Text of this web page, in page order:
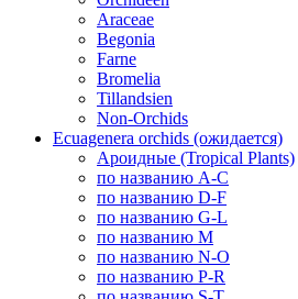
Araceae
Begonia
Farne
Bromelia
Tillandsien
Non-Orchids
Ecuagenera orchids (ожидается)
Ароидные (Tropical Plants)
по названию A-C
по названию D-F
по названию G-L
по названию M
по названию N-O
по названию P-R